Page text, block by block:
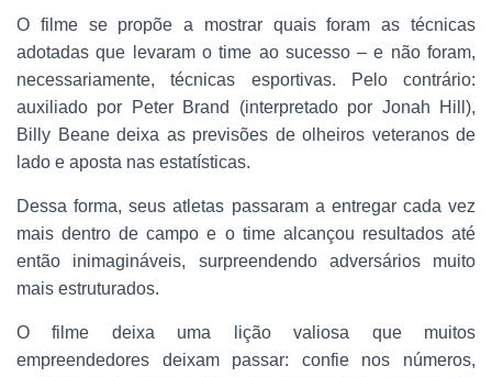
O filme se propõe a mostrar quais foram as técnicas
adotadas que levaram o time ao sucesso – e não foram,
necessariamente, técnicas esportivas. Pelo contrário:
auxiliado por Peter Brand (interpretado por Jonah Hill),
Billy Beane deixa as previsões de olheiros veteranos de
lado e aposta nas estatísticas.
Dessa forma, seus atletas passaram a entregar cada vez
mais dentro de campo e o time alcançou resultados até
então inimagináveis, surpreendendo adversários muito
mais estruturados.
O filme deixa uma lição valiosa que muitos
empreendedores deixam passar: confie nos números,